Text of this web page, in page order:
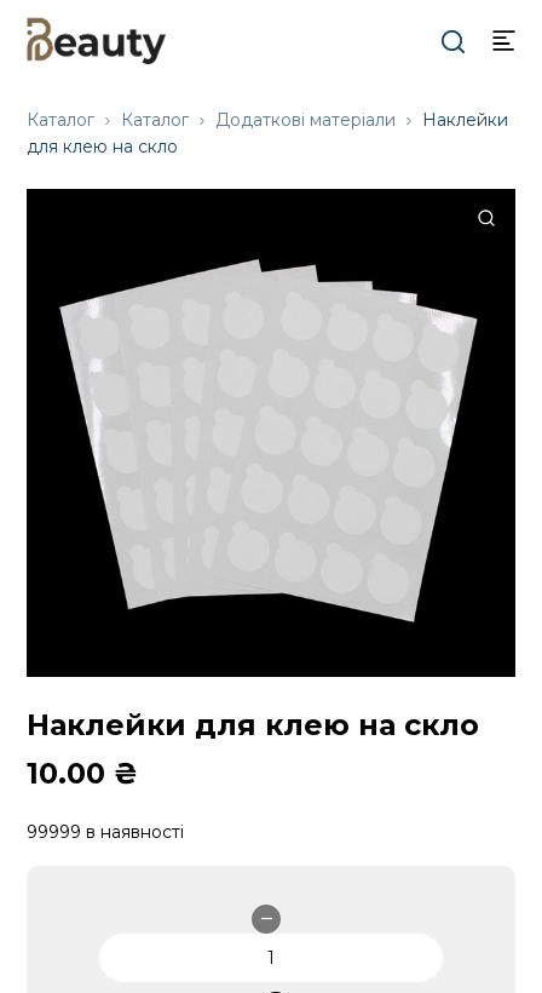
Каталог Каталог Додаткові матеріали
Наклейки
для клею на скло
Наклейки для клею на скло
10.00 ₴
99999 в наявності